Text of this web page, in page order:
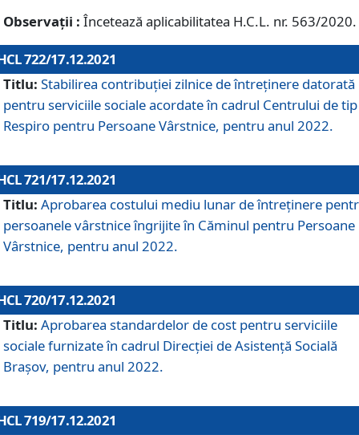
Observații : Încetează aplicabilitatea H.C.L. nr. 563/2020.
722/17.12.2021
Titlu: Stabilirea contribuţiei zilnice de întreținere datorată
pentru serviciile sociale acordate în cadrul Centrului de tip
Respiro pentru Persoane Vârstnice, pentru anul 2022.
721/17.12.2021
Titlu: Aprobarea costului mediu lunar de întreţinere
persoanele vârstnice îngrijite în Căminul pentru Persoane
Vârstnice, pentru anul 2022.
720/17.12.2021
Titlu: Aprobarea standardelor de cost pentru serviciile
sociale furnizate în cadrul Direcției de Asistență Socială
Brașov, pentru anul 2022.
719/17.12.2021